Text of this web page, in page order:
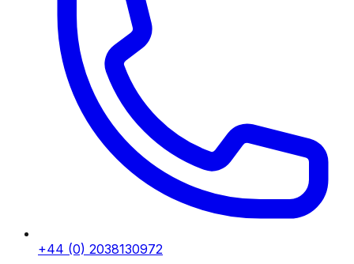
+44 (0) 2038130972